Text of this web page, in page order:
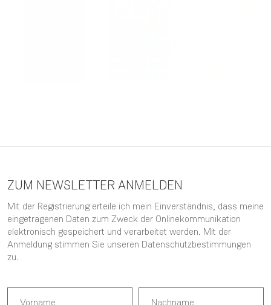
ZUM NEWSLETTER ANMELDEN
Mit der Registrierung erteile ich mein Einverständnis, dass meine
eingetragenen Daten zum Zweck der Onlinekommunikation
elektronisch gespeichert und verarbeitet werden. Mit der
Anmeldung stimmen Sie unseren Datenschutzbestimmungen
zu.